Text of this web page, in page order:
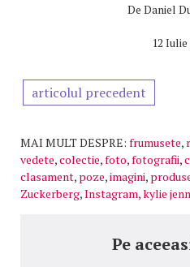
De Daniel
12 Iulie
articolul precedent
MAI MULT DESPRE: frumusete,
vedete,colectie,foto,fotografii,
clasament, poze,imagini,
Zuckerberg,Instagram,kylie
Pe